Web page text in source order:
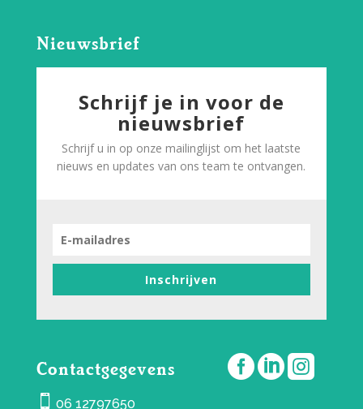
Nieuwsbrief
Schrijf je in voor de
nieuwsbrief
Schrijf u in op onze mailinglijst om het laatste
nieuws en updates van ons team te ontvangen.
Inschrijven
Contactgegevens
 06 12797650
 